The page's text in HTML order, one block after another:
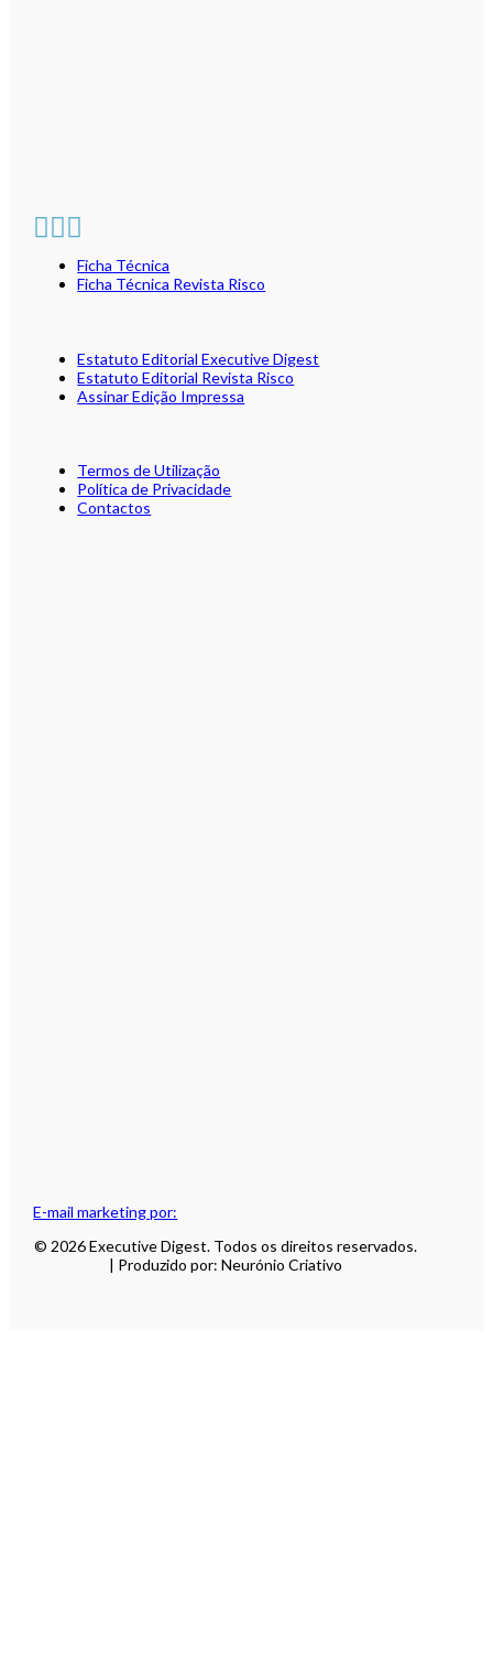
E-mail marketing por:
Ficha Técnica
Ficha Técnica Revista Risco
Estatuto Editorial Executive Digest
Estatuto Editorial Revista Risco
Assinar Edição Impressa
Termos de Utilização
Política de Privacidade
Contactos
© 2026 Executive Digest. Todos os direitos reservados.
| Produzido por: Neurónio Criativo